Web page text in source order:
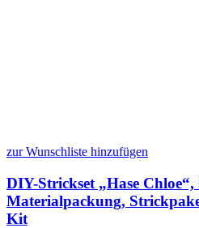
zur Wunschliste hinzufügen
DIY-Strickset „Hase
Materialpackung,
Kit